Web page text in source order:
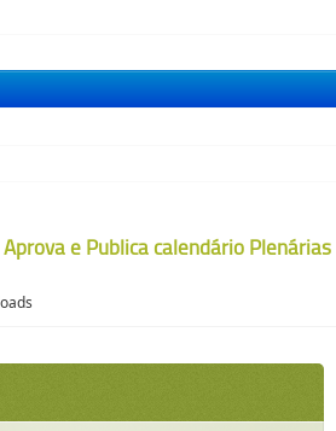
Aprova e Publica calendário Plenárias